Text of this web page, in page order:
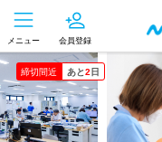
メニュー 会員登録
締切間近 あと2 日